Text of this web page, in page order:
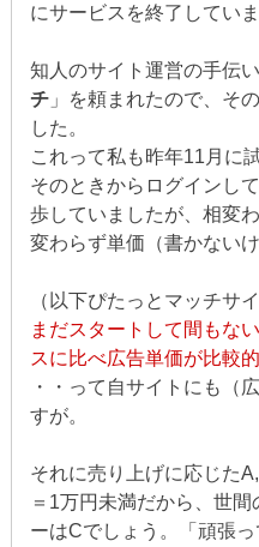
にサービスを終了していま
知人のサイト運営の手伝
チ」を頼まれたので、そ
した。
これって私も昨年11月に
そのときからログインし
歩していましたが、相変
変わらず単価（書かないけ
（以下ぴたっとマッチサ
まだスタートして間もな
スに比べ広告単価が比較
・・って自サイトにも（
すが。
それに売り上げに応じた
＝1万円未満だから、世
ーはCでしょう。「頑張